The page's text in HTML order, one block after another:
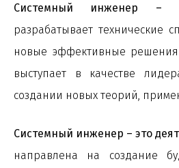
Системный инженер –
разрабатывает технические
новые эффективные решения
выступает в качестве
создании новых теорий,
Системный инженер – это
направлена на создание